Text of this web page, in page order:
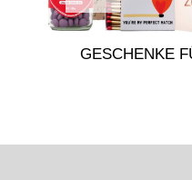
GESCHENKE